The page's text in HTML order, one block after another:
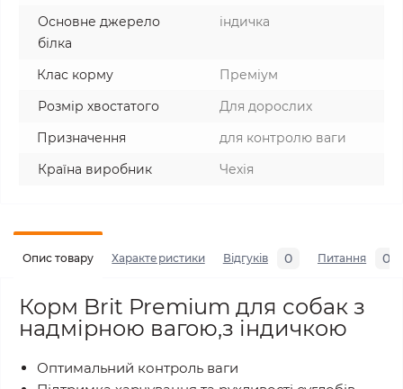
Основне джерело
білка
індичка
Клас корму
Преміум
Розмір хвостатого
Для дорослих
Призначення
для контролю ваги
Країна виробник
Чехія
Опис товару Характеристики Відгуків 0 Питання 0
Корм Brit Premium для собак з
надмірною вагою,з індичкою
Оптимальний контроль ваги